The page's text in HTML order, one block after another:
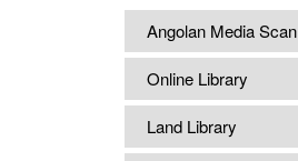
Angolan Media Scan
Online Library
Land Library